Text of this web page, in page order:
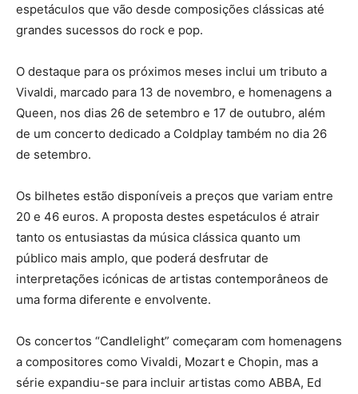
espetáculos que vão desde composições clássicas até
grandes sucessos do rock e pop.
O destaque para os próximos meses inclui um tributo a
Vivaldi, marcado para 13 de novembro, e homenagens a
Queen, nos dias 26 de setembro e 17 de outubro, além
de um concerto dedicado a Coldplay também no dia 26
de setembro.
Os bilhetes estão disponíveis a preços que variam entre
20 e 46 euros. A proposta destes espetáculos é atrair
tanto os entusiastas da música clássica quanto um
público mais amplo, que poderá desfrutar de
interpretações icónicas de artistas contemporâneos de
uma forma diferente e envolvente.
Os concertos “Candlelight” começaram com homenagens
a compositores como Vivaldi, Mozart e Chopin, mas a
série expandiu-se para incluir artistas como ABBA, Ed